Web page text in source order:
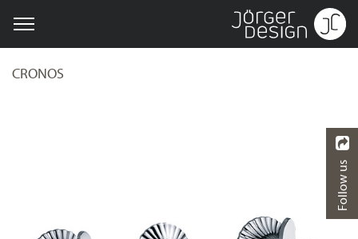
CRONOS
Follow us